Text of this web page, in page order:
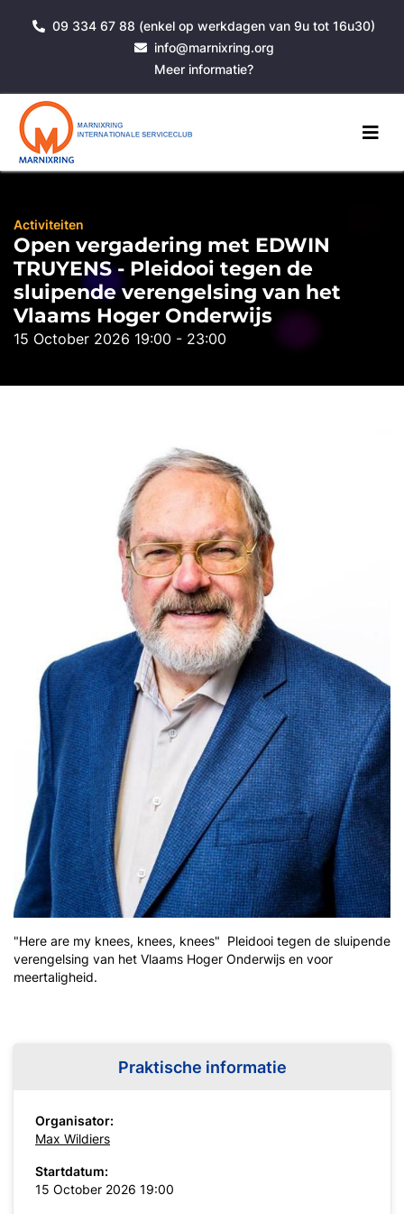
09 334 67 88 (enkel op werkdagen van 9u tot 16u30)
info@marnixring.org
Meer informatie?
Activiteiten
Open vergadering met EDWIN
TRUYENS - Pleidooi tegen de
sluipende verengelsing van het
Vlaams Hoger Onderwijs
15 October 2026 19:00 - 23:00
"Here are my knees, knees, knees" Pleidooi tegen de sluipende
verengelsing van het Vlaams Hoger Onderwijs en voor
meertaligheid.
Praktische informatie
Organisator:
Max Wildiers
Startdatum:
15 October 2026 19:00